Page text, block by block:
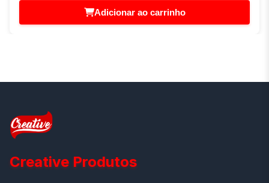
Adicionar ao carrinho
Creative Produtos